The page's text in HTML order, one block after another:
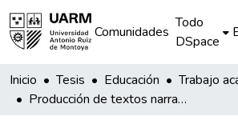
Comunidades
Todo
DSpace
Inicio Tesis Educación
Trabajo
Producción de textos narrativos en lengua materna (Quechua-Collao) para fomentar la identidad cultural en los estudiantes de la Institución Educativa Nº 50678-Patahuasi.